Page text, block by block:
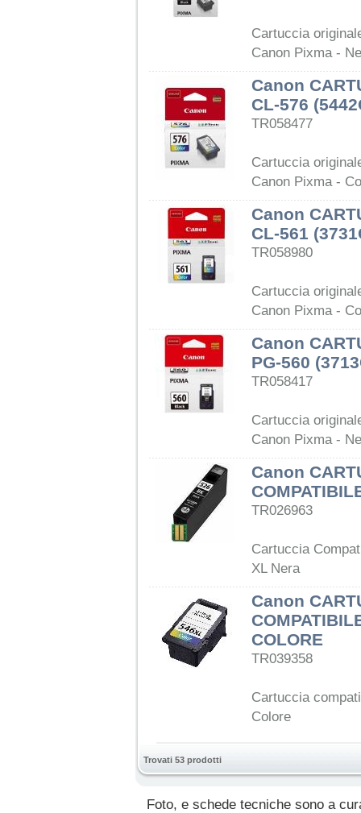
Cartuccia
Canon Pixma -
Canon
CL-576
TR058477
Cartuccia
Canon Pixma -
Canon
CL-561
TR058980
Cartuccia
Canon Pixma -
Canon
PG-560
TR058417
Cartuccia
Canon Pixma -
Canon
TR026963
Cartuccia
XL Nera
Canon
COLORE
TR039358
Cartuccia
Colore
Trovati 53 prodotti
Foto, e schede tecniche sono a